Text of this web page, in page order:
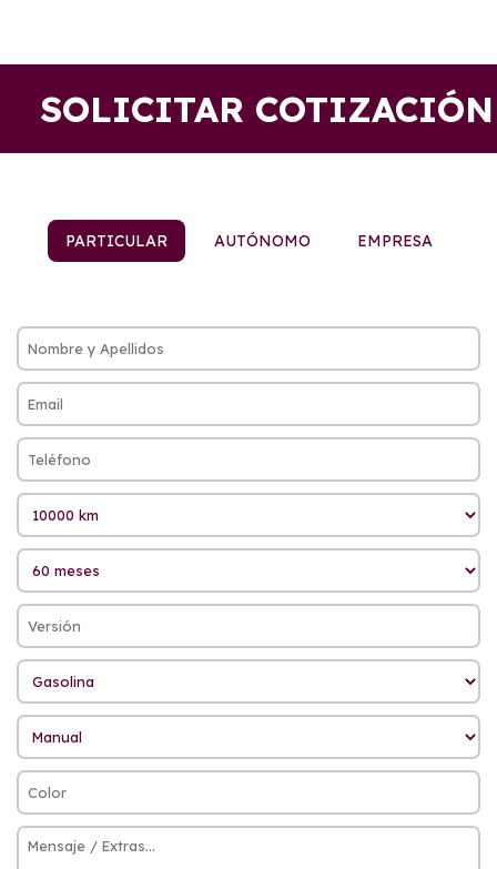
SOLICITAR COTIZACIÓN
PARTICULAR AUTÓNOMO EMPRESA